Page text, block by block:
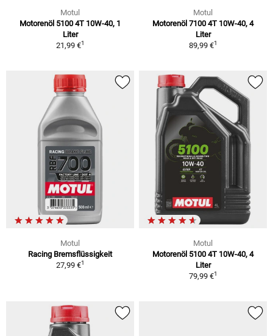
Motul
Motorenöl 5100 4T 10W-40, 1
Liter
21,99 €1
Motul
Motorenöl 7100 4T 10W-40, 4
Liter
89,99 €1
Motul
Racing Bremsflüssigkeit
27,99 €1
Motul
Motorenöl 5100 4T 10W-40, 4
Liter
79,99 €1